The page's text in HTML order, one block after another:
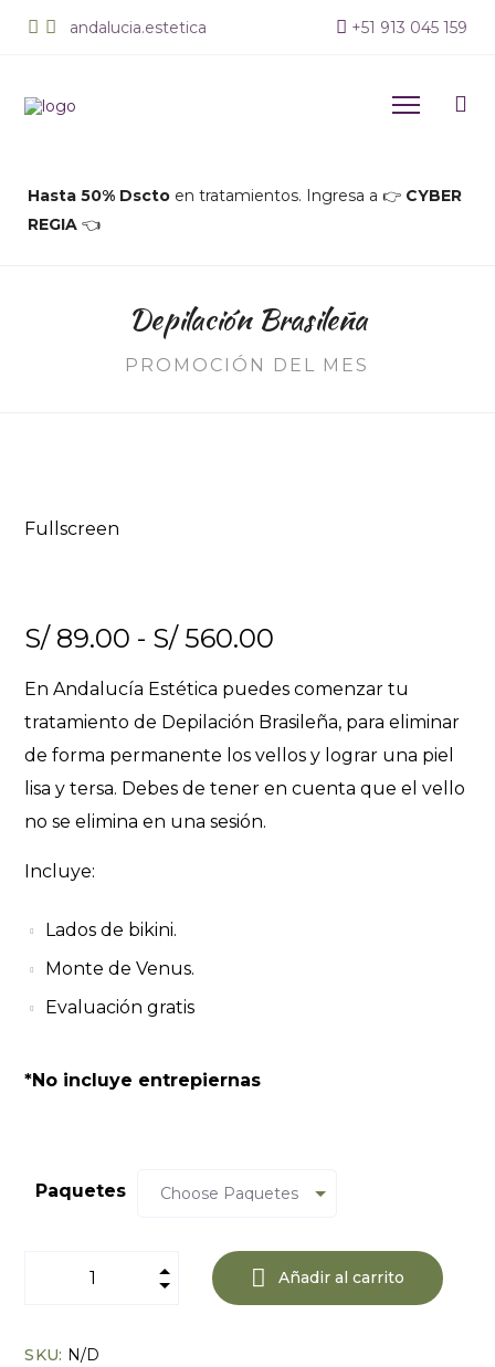
andalucia.estetica +51 913 045 159
Hasta 50% Dscto en tratamientos. Ingresa a 👉 CYBER
REGIA 👈
Depilación Brasileña
PROMOCIÓN DEL MES
Fullscreen
S/ 89.00 - S/ 560.00
En Andalucía Estética puedes comenzar tu
tratamiento de Depilación Brasileña, para eliminar
de forma permanente los vellos y lograr una piel
lisa y tersa. Debes de tener en cuenta que el vello
no se elimina en una sesión.
Incluye:
Lados de bikini.
Monte de Venus.
Evaluación gratis
*No incluye entrepiernas
Paquetes
Depilación Brasileña quantity
Añadir al carrito
SKU: N/D